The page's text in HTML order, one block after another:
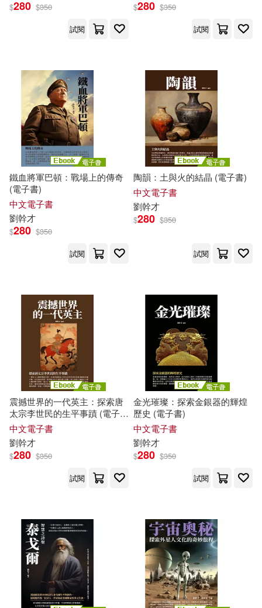
$280 $350
試閱
$280 $350
試閱
鐵血將軍巴頓：戰場上的傳奇
(電子書)
中文電子書
劉幹才
$280 $350
試閱
陶韻：土與火的結晶 (電子書)
中文電子書
劉幹才
$280 $350
試閱
震撼世界的一代英主：探索唐
太宗李世民的生平事蹟 (電子
書)
中文電子書
劉幹才
$280 $350
試閱
金光璀璨：探索金銀器的輝煌
歷史 (電子書)
中文電子書
劉幹才
$280 $350
試閱